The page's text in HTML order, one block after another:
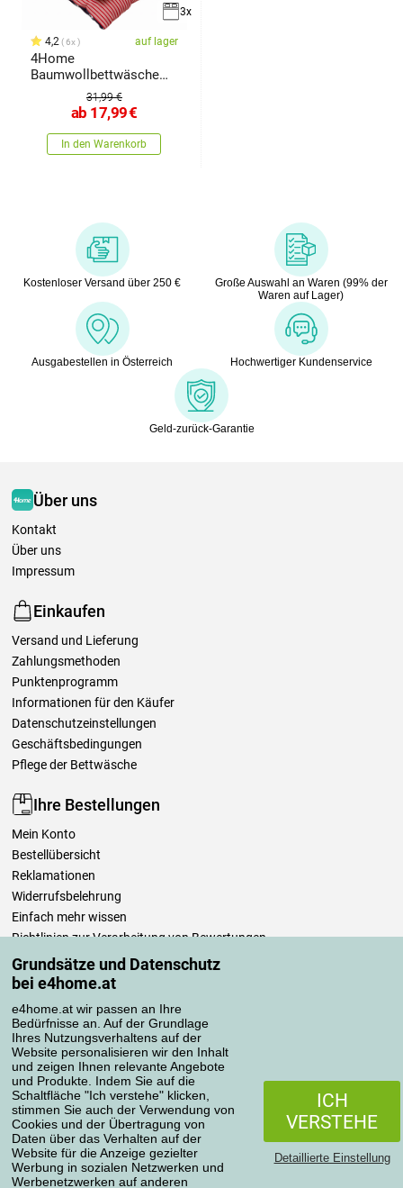
Grundsätze und Datenschutz
bei e4home.at
e4home.at wir passen an Ihre
Bedürfnisse an. Auf der Grundlage
Ihres Nutzungsverhaltens auf der
Website personalisieren wir den Inhalt
und zeigen Ihnen relevante Angebote
und Produkte. Indem Sie auf die
Schaltfläche "Ich verstehe" klicken,
stimmen Sie auch der Verwendung von
Cookies und der Übertragung von
Daten über das Verhalten auf der
Website für die Anzeige gezielter
Werbung in sozialen Netzwerken und
Werbenetzwerken auf anderen
ICH
VERSTEHE
Detaillierte Einstellung
3x
4,2 6x auf lager
4Home
Baumwollbettwäsche
31,99 €
ab 17,99€
In den Warenkorb
Kostenloser Versand über 250 €
Große Auswahl an Waren (99% der
Waren auf Lager)
Ausgabestellen in Österreich Hochwertiger Kundenservice
Geld-zurück-Garantie
Über uns
Kontakt
Über uns
Impressum
Einkaufen
Versand und Lieferung
Zahlungsmethoden
Punktenprogramm
Informationen für den Käufer
Datenschutzeinstellungen
Geschäftsbedingungen
Pflege der Bettwäsche
Ihre Bestellungen
Mein Konto
Bestellübersicht
Reklamationen
Widerrufsbelehrung
Einfach mehr wissen
Richtlinien zur Verarbeitung von Bewertungen
Transportarten
Zahlungsmethoden